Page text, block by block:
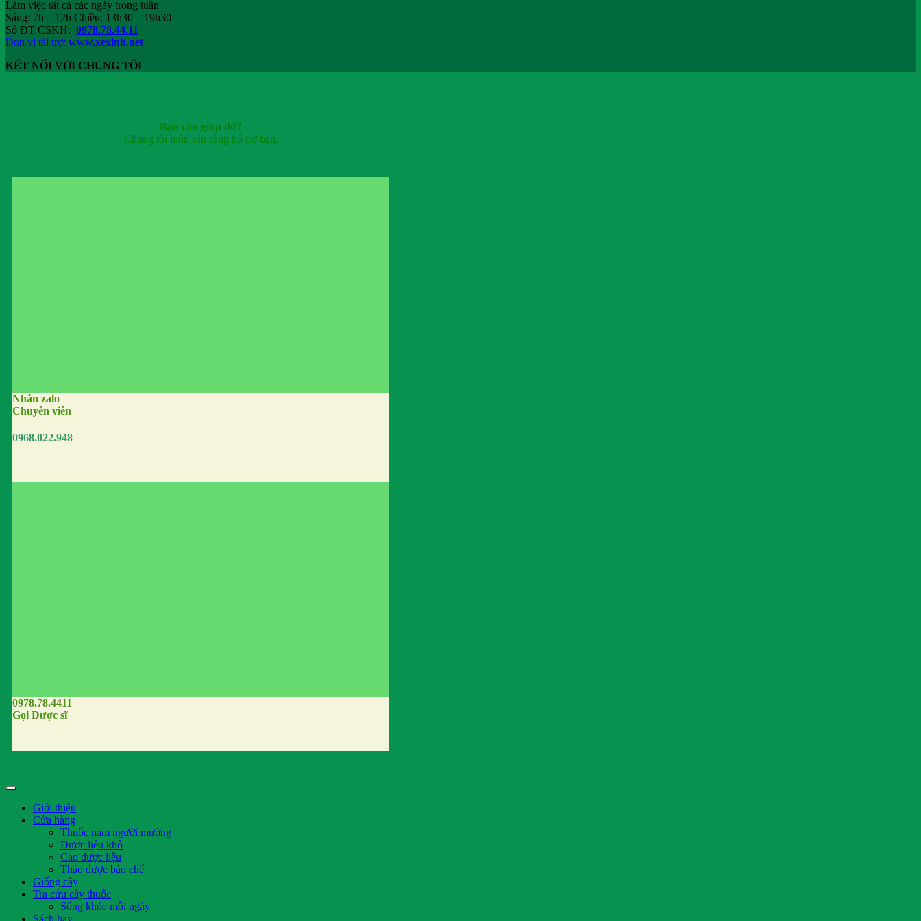
Làm việc tất cả các ngày trong tuần
Sáng: 7h – 12h Chiều: 13h30 – 19h30
Số ĐT CSKH: 0978.78.44.11
Đơn vị tài trợ: www.xexinh.net
KẾT NỐI VỚI CHÚNG TÔI
Bạn cần giúp đỡ?
Chúng tôi luôn sẵn sàng hỗ trợ bạn.
Nhắn zalo
Chuyên viên
0968.022.948
0978.78.4411
Gọi Dược sĩ
Giới thiệu
Cửa hàng
Thuốc nam người mường
Dược liệu khô
Cao dược liệu
Thảo dược bào chế
Giống cây
Tra cứu cây thuốc
Sống khỏe mỗi ngày
Sách hay